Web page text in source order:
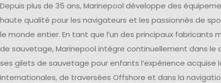
Depuis plus de 35 ans, Marinepool développe des
haute qualité pour les navigateurs et les passionnés de
le monde entier. En tant que l’un des principaux fabricants
de sauvetage, Marinepool intègre continuellement dans
ses gilets de sauvetage pour enfants l’expérience acquise
internationales, de traversées Offshore et dans la